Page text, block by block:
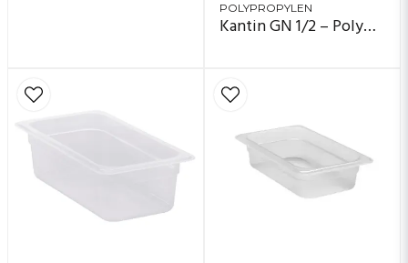
POLYPROPYLEN
Kantin GN 1/2 – Polypropylen